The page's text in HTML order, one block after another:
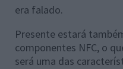
era falado.
Presente estará
componentes NFC, o
será uma das